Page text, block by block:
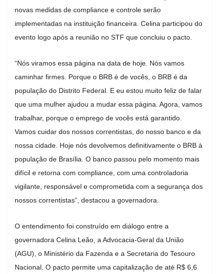
novas medidas de compliance e controle serão
implementadas na instituição financeira. Celina participou do
evento logo após a reunião no STF que concluiu o pacto.
“Nós viramos essa página na data de hoje. Nós vamos
caminhar firmes. Porque o BRB é de vocês, o BRB é da
população do Distrito Federal. E eu estou muito feliz de falar
que uma mulher ajudou a mudar essa página. Agora, vamos
trabalhar, porque o emprego de vocês está garantido.
Vamos cuidar dos nossos correntistas, do nosso banco e da
nossa cidade. Hoje nós devolvemos definitivamente o BRB à
população de Brasília. O banco passou pelo momento mais
difícil e retorna com compliance, com uma controladoria
vigilante, responsável e comprometida com a segurança dos
nossos correntistas”, destacou a governadora.
O entendimento foi construído em diálogo entre a
governadora Celina Leão, a Advocacia-Geral da União
(AGU), o Ministério da Fazenda e a Secretaria do Tesouro
Nacional. O pacto permite uma capitalização de até R$ 6,6